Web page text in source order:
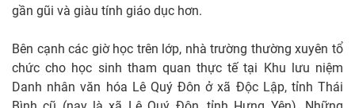
gần gũi và giàu tính giáo dục hơn.
Bên cạnh các giờ học trên lớp, nhà trường thường xuyên tổ
chức cho học sinh tham quan thực tế tại Khu lưu niệm
Danh nhân văn hóa Lê Quý Đôn ở xã Độc Lập, tỉnh Thái